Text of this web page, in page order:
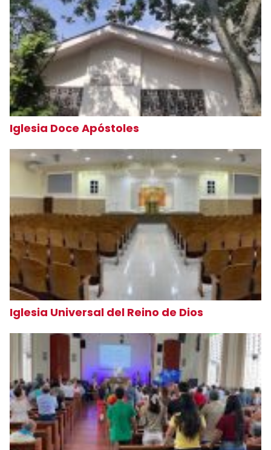
Iglesia Doce Apóstoles
Iglesia Universal del Reino de Dios